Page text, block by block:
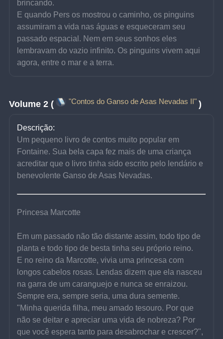
brincando.
E quando Pers os mostrou o caminho, os pinguins
assumiram a vida nas águas e esqueceram seu
passado espacial. Nem em seus sonhos eles
lembravam do vazio infinito. Os pinguins vivem aqui
agora, entre o mar e a terra.
Volume 2 ( "Contos do Ganso de Asas Nevadas II" )
Descrição:
Um pequeno livro de contos muito popular em
Fontaine. Sua bela capa fez mais de uma criança
acreditar que o livro tinha sido escrito pelo lendário e
benevolente Ganso de Asas Nevadas.
Princesa Marcotte
Em um passado não tão distante assim, todo tipo de
planta e todo tipo de besta tinha seu próprio reino.
E no reino da Marcotte, vivia uma princesa com
longos cabelos rosas. Lendas dizem que ela nasceu
na garra de um caranguejo e nunca se enraizou.
Sempre era, sempre seria, uma dura semente.
"Minha querida filha, meu amado tesouro. Por que
não se deitar e apreciar uma vida de nobreza? Por
que você espera tanto para desabrochar e crescer?",